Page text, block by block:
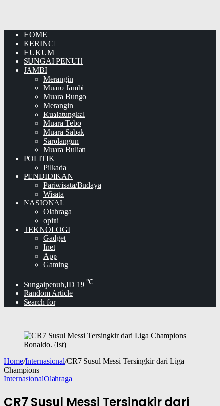
HOME
KERINCI
HUKUM
SUNGAI PENUH
JAMBI
Merangin
Muaro Jambi
Muara Bungo
Merangin
Kualatungkal
Muara Tebo
Muara Sabak
Sarolangun
Muara Bulian
POLITIK
Pilkada
PENDIDIKAN
Pariwisata/Budaya
Wisata
NASIONAL
Olahraga
opini
TEKNOLOGI
Gadget
Inet
App
Gaming
Sungaipenuh,ID 19 ℃
Random Article
Search for
Ronaldo. (Ist)
Home/Internasional/CR7 Susul Messi Tersingkir dari Liga
Champions
InternasionalOlahraga
CR7 Susul Messi Tersingkir dari